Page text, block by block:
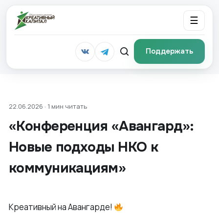
☰
Поддержать
22.06.2026 · 1 мин читать
«Конференция «Авангард»:
Новые подходы НКО к
коммуникациям»
Креативный на Авангарде!